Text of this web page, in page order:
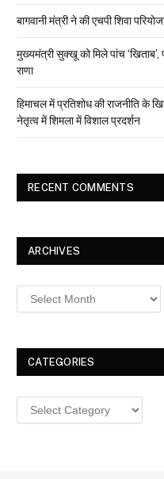
बागवानी मंत्री ने की एचपी शिवा
मुख्यमंत्री सुक्खू को मिले पांच
राणा
हिमाचल में प्रतिशोध की राजनीति के
नेतृत्व में शिमला में विशाल प्रदर्शन
RECENT COMMENTS
ARCHIVES
Archives
CATEGORIES
Categories